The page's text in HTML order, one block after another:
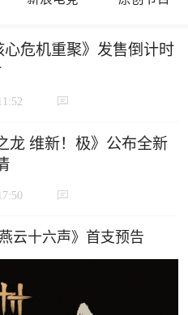
心危机重聚》发售倒计时
龙 维新！极》公布全新
云十六声》首支预告